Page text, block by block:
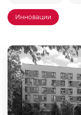
Инновации